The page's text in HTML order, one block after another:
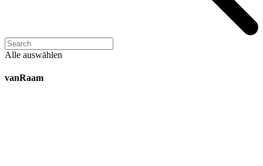
Alle auswählen
vanRaam